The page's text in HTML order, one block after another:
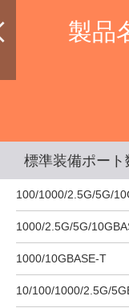
製品
2,974,100円
(税抜)
標準装備ポート
100/1000/2.5G/5G/
1000/2.5G/5G/
1000/10GBASE-T
10/100/1000/2.5G/
－
48
－
－